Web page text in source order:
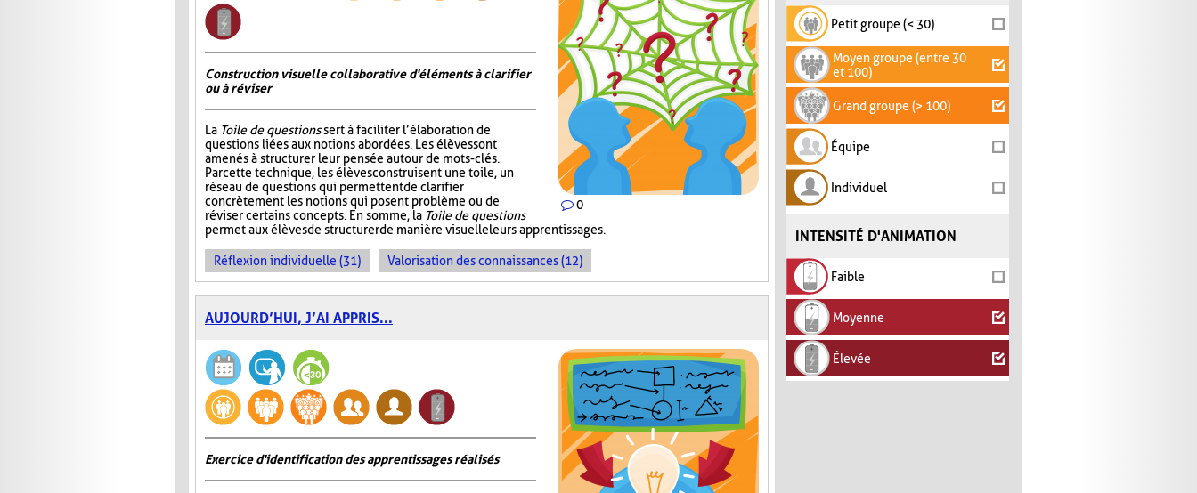
Petit groupe (< 30)
Moyen groupe (entre 30
et 100)
Grand groupe (> 100)
Équipe
Individuel
INTENSITÉ D'ANIMATION
Faible
Moyenne
Élevée
0
Construction visuelle collaborative d'éléments à clarifier
ou à réviser
La Toile de questionssert à faciliter l’élaboration de
questions liées aux notions abordées. Les élèves sont
amenés à structurer leur pensée autour de mots-clés.
Par cette technique, les élèves construisent une toile, un
réseau de questions qui permettent de clarifier
concrètement les notions qui posent problème ou de
réviser certains concepts. En somme, la Toile de questions
permet aux élèves de structurer de manière visuelle leurs apprentissages.
Réflexion individuelle (31) Valorisation des connaissances (12)
AUJOURD’HUI, J’AI APPRIS...
Exercice d'identification des apprentissages réalisés